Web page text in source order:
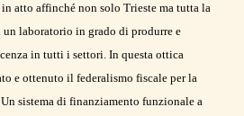
in atto affinché non solo Trieste ma tutta la
laboratorio in grado di produrre e
in tutti i settori. In questa ottica
e ottenuto il federalismo fiscale per la
sistema di finanziamento funzionale a